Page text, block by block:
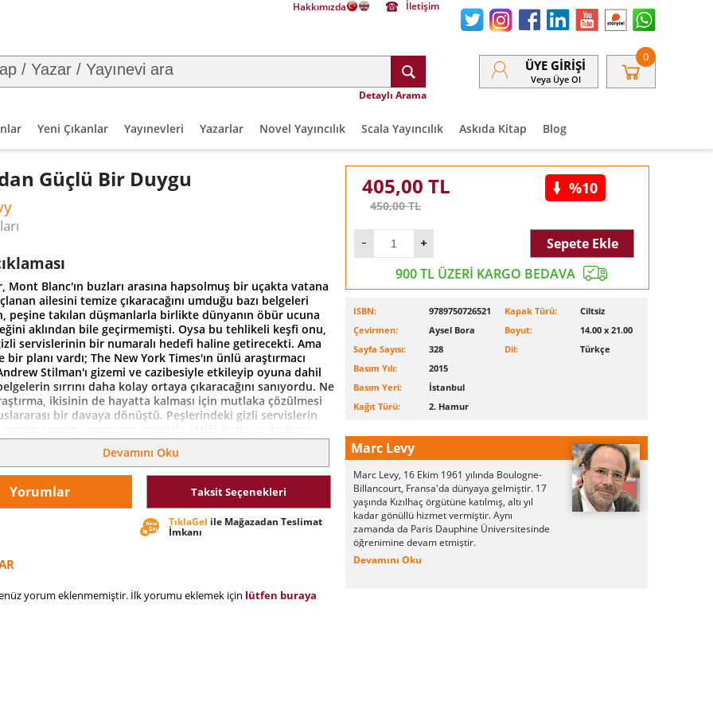
Hakkımızda İletişim
Detaylı Arama
ÜYE GIRIŞI
Veya Üye Ol
0
Yeni Çıkanlar Yayınevleri Yazarlar Novel Yayıncılık Scala Yayıncılık Askıda Kitap Blog
Güçlü Bir Duygu
Mont Blanc'ın buzları arasına hapsolmuş bir uçakta vatana
ailesini temize çıkaracağını umduğu bazı belgeleri
peşine takılan düşmanlarla birlikte dünyanın öbür ucuna
aklından bile geçirmemişti. Oysa bu tehlikeli keşfi onu,
servislerinin bir numaralı hedefi haline getirecekti. Ama
bir planı vardı; The New York Times'ın ünlü araştırmacı
Stilman'ı gizemi ve cazibesiyle etkileyip oyuna dahil
sırrını daha kolay ortaya çıkaracağını sanıyordu. Ne
ikisinin de hayatta kalması için mutlaka çözülmesi
bir davaya dönüştü. Peşlerindeki gizli servislerin
zaman zaman acımasızca maniple ettiği Suzie ve Andrew,
kurulmuş tuzaklardan kaçmaya çalışırken, günümüzün en iyi
birini ortaya çıkardıklarını fark ettiler.
kırk dokuz dile çevrilen ve dünya çapında otuz üç milyon
yazar Marc Levy, bu kez okurlarını gerçek bir olaydan yola
aldığı soluk soluğa bir maceranın peşinden sürüklüyor.
Devamını Oku
Yorumlar Taksit Seçenekleri
TıklaGel ile Mağazadan Teslimat
İmkanı
yorum eklenmemiştir. İlk yorumu eklemek için lütfen buraya
405,00 TL
450,00TL
%10
Sepete Ekle
900 TL ÜZERİ KARGO BEDAVA
ISBN:
9789750726521
Çevirmen:
Aysel Bora
Sayfa Sayısı:
328
Basım Yılı:
2015
Basım Yeri:
İstanbul
Kağıt Türü:
2. Hamur
Kapak Türü:
Ciltsiz
Boyut:
14.00 x 21.00
Dil:
Türkçe
Marc Levy
Marc Levy, 16 Ekim 1961 yılında Boulogne-
Billancourt, Fransa'da dünyaya gelmiştir. 17
yaşında Kızılhaç örgütüne katılmış, altı yıl
kadar gönüllü hizmet vermiştir. Aynı
zamanda da Paris Dauphine Üniversitesinde
öğrenimine devam etmiştir.
Yirmi üç yaşında ise ülkesinden ayrılarak
Devamını Oku